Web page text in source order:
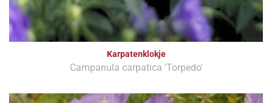
Karpatenklokje
Campanula carpatica 'Torpedo'